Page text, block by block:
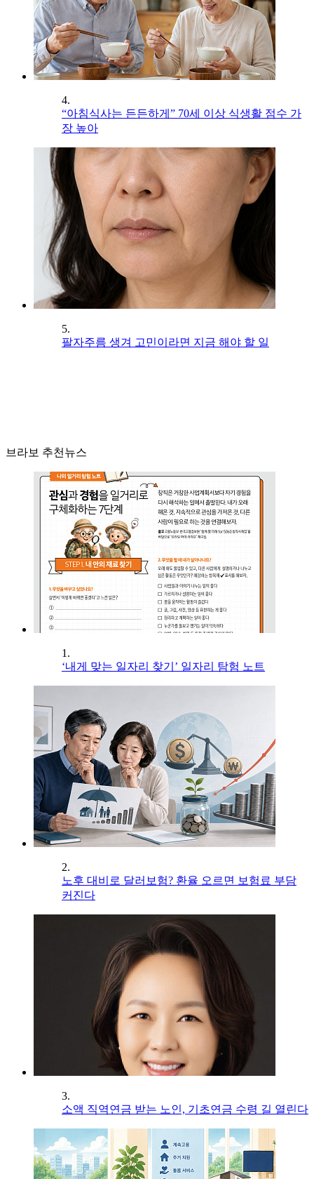
4.
“아침식사는 든든하게” 70세 이상 식생활 점수 가
장 높아
5.
팔자주름 생겨 고민이라면 지금 해야 할 일
브라보 추천뉴스
1.
‘내게 맞는 일자리 찾기’ 일자리 탐험 노트
2.
노후 대비로 달러보험? 환율 오르면 보험료 부담
커진다
3.
소액 직역연금 받는 노인, 기초연금 수령 길 열린다